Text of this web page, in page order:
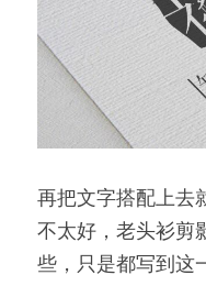
再把文字搭配上去
不太好，老头衫剪
些，只是都写到这